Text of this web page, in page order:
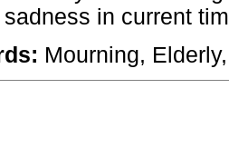
in current
Mourning,